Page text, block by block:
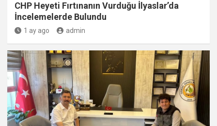
CHP Heyeti Fırtınanın Vurduğu İlyaslar’da
İncelemelerde Bulundu
1 ay ago admin